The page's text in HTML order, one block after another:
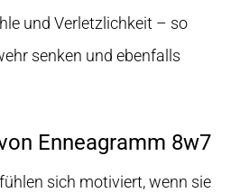
und Verletzlichkeit – so
senken und ebenfalls
Enneagramm 8w7
sich motiviert, wenn sie